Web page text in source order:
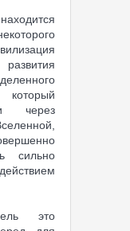
через
сильно
это